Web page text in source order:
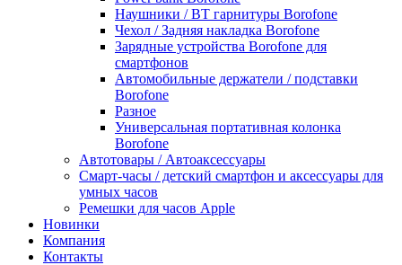
Наушники / BT гарнитуры Borofone
Чехол / Задняя накладка Borofone
Зарядные устройства Borofone для
смартфонов
Автомобильные держатели / подставки
Borofone
Разное
Универсальная портативная колонка
Borofone
Автотовары / Автоаксессуары
Смарт-часы / детский смартфон и аксессуары для
умных часов
Ремешки для часов Apple
Новинки
Компания
Контакты